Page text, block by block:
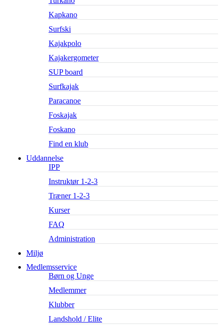
Kapkano
Surfski
Kajakpolo
Kajakergometer
SUP board
Surfkajak
Paracanoe
Foskajak
Foskano
Find en klub
Uddannelse
IPP
Instruktør 1-2-3
Træner 1-2-3
Kurser
FAQ
Administration
Miljø
Medlemsservice
Børn og Unge
Medlemmer
Klubber
Landshold / Elite